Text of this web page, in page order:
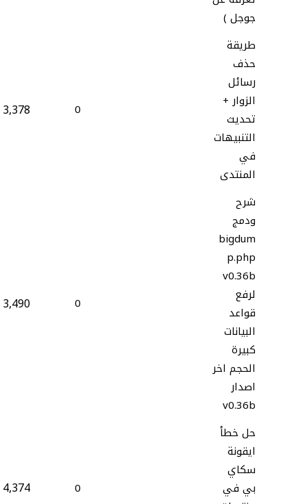
جوجل )
طريقة
حذف
رسائل
الزوار +
تحديث
التنبيهات
في
المنتدى
0
3,378
شرح
ودمج
bigdum
p.php
v0.36b
لرفع
قواعد
البيانات
كبيرة
الحجم اخر
اصدار
v0.36b
0
3,490
حل خطأ
ايقونة
سكاي
بي في
0
4,374